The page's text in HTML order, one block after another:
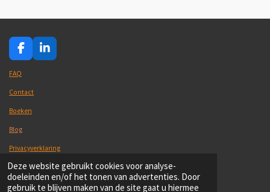
Deze website gebruikt cookies voor analyse-
doeleinden en/of het tonen van advertenties. Door
gebruik te blijven maken van de site gaat u hiermee
F
a
c
b
o
o
k
L
i
FAQ
Contact
Boeken
Blog
Privacyverklaring
Powered by JouwWeb